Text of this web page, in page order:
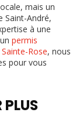
mais un
Saint-André,
à une
permis
Rose, nous
pour vous